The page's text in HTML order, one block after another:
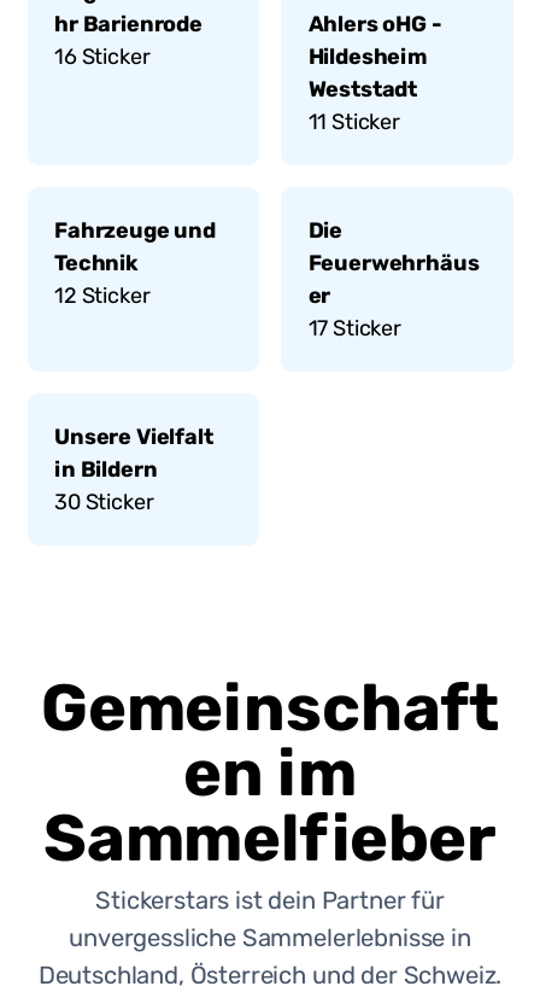
hr Barienrode
16Sticker
Ahlers oHG -
Hildesheim
Weststadt
11 Sticker
Fahrzeuge und
Technik
12 Sticker
Die
Feuerwehrhäus
er
17Sticker
Unsere Vielfalt
in Bildern
30Sticker
Gemeinschaft
en im
Sammelfieber
Stickerstars ist dein Partner für
unvergessliche Sammelerlebnisse in
Deutschland, Österreich und der Schweiz.